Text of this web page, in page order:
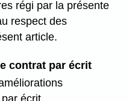
régi par la présente
respect des
article.
contrat par écrit